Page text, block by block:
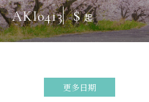
AKI0413 $起
更多日期